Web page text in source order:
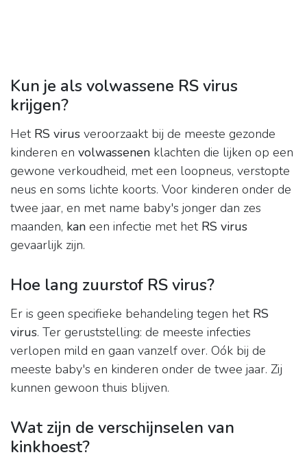
Kun je als volwassene RS virus
krijgen?
Het RS virus veroorzaakt bij de meeste gezonde
kinderen en volwassenen klachten die lijken op een
gewone verkoudheid, met een loopneus, verstopte
neus en soms lichte koorts. Voor kinderen onder de
twee jaar, en met name baby's jonger dan zes
maanden, kan een infectie met het RS virus
gevaarlijk zijn.
Hoe lang zuurstof RS virus?
Er is geen specifieke behandeling tegen het RS
virus. Ter geruststelling: de meeste infecties
verlopen mild en gaan vanzelf over. Oók bij de
meeste baby's en kinderen onder de twee jaar. Zij
kunnen gewoon thuis blijven.
Wat zijn de verschijnselen van
kinkhoest?